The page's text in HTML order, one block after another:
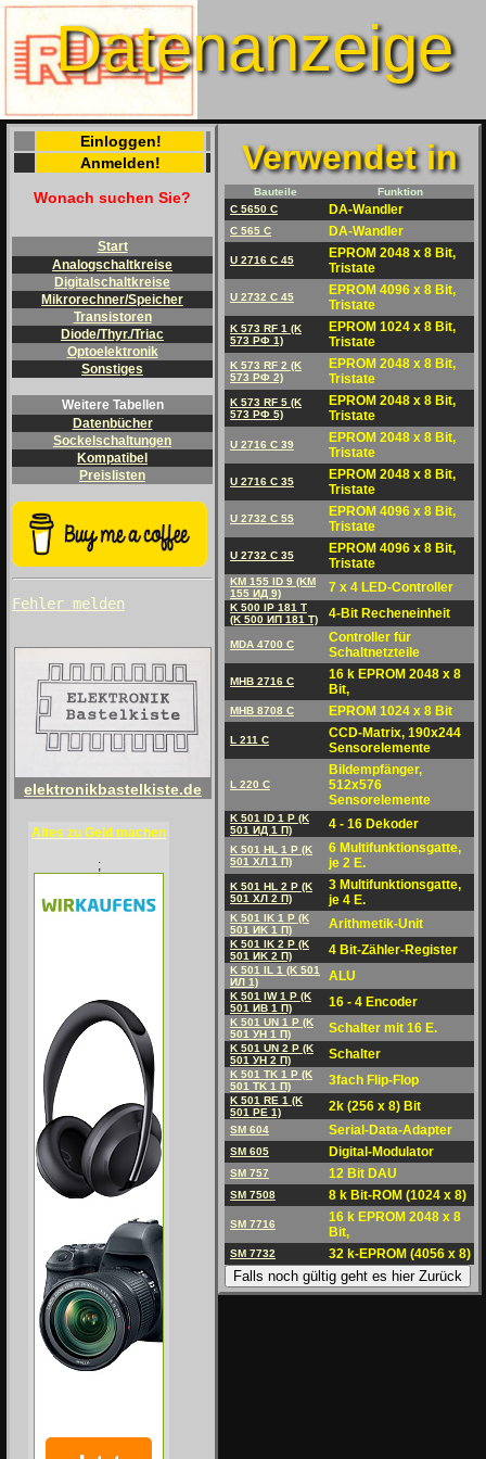
Datenanzeige
Einloggen!
Anmelden!
Wonach suchen Sie?
Start
Analogschaltkreise
Digitalschaltkreise
Mikrorechner/Speicher
Transistoren
Diode/Thyr./Triac
Optoelektronik
Sonstiges
Weitere Tabellen
Datenbücher
Sockelschaltungen
Kompatibel
Preislisten
Fehler melden
elektronikbastelkiste.de
Altes zu Geld machen
;
Verwendet in
Bauteile
Funktion
C 5650 C
DA-Wandler
C 565 C DA-Wandler
U 2716 C 45
EPROM 2048 x 8 Bit,
Tristate
U 2732 C 45
EPROM 4096 x 8 Bit,
Tristate
K 573 RF 1 (K
573 PФ 1)
EPROM 1024 x 8 Bit,
Tristate
K 573 RF 2 (K
573 PФ 2)
EPROM 2048 x 8 Bit,
Tristate
K 573 RF 5 (K
573 PФ 5)
EPROM 2048 x 8 Bit,
Tristate
U 2716 C 39
EPROM 2048 x 8 Bit,
Tristate
U 2716 C 35
EPROM 2048 x 8 Bit,
Tristate
U 2732 C 55
EPROM 4096 x 8 Bit,
Tristate
U 2732 C 35
EPROM 4096 x 8 Bit,
Tristate
KM 155 ID 9 (KM
155 ИД 9)
7 x 4 LED-Controller
K 500 IP 181 T
(K 500 ИП 181 T)
4-Bit Recheneinheit
MDA 4700 C
Controller für
Schaltnetzteile
MHB 2716 C
16 k EPROM 2048 x 8
Bit,
MHB 8708 C EPROM 1024 x 8 Bit
L 211 C
CCD-Matrix, 190x244
Sensorelemente
L 220 C
Bildempfänger,
512x576
Sensorelemente
K 501 ID 1 P (K
501 ИД 1 П)
4 - 16 Dekoder
K 501 HL 1 P (K
501 ХЛ 1 П)
6 Multifunktionsgatte,
je 2 E.
K 501 HL 2 P (K
501 ХЛ 2 П)
3 Multifunktionsgatte,
je 4 E.
K 501 IK 1 P (K
501 ИK 1 П)
Arithmetik-Unit
K 501 IK 2 P (K
501 ИK 2 П)
4 Bit-Zähler-Register
K 501 IL 1 (K 501
ИЛ 1)
ALU
K 501 IW 1 P (K
501 ИB 1 П)
16 - 4 Encoder
K 501 UN 1 P (K
501 УН 1 П)
Schalter mit 16 E.
K 501 UN 2 P (K
501 УН 2 П)
Schalter
K 501 TK 1 P (K
501 TK 1 П)
3fach Flip-Flop
K 501 RE 1 (K
501 РЕ 1)
2k (256 x 8) Bit
SM 604 Serial-Data-Adapter
SM 605 Digital-Modulator
SM 757 12 Bit DAU
SM 7508 8 k Bit-ROM (1024 x 8)
SM 7716
16 k EPROM 2048 x 8
Bit,
SM 7732 32 k-EPROM (4056 x 8)
Falls noch gültig geht es hier Zurück